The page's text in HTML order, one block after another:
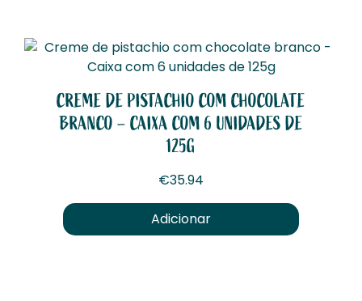
CREME DE PISTACHIO COM CHOCOLATE
BRANCO – CAIXA COM 6 UNIDADES DE
125G
€35.94
Adicionar